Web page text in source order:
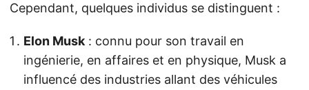
Cependant, quelques individus se distinguent :
Elon Musk : connu pour son travail en
ingénierie, en affaires et en physique, Musk a
influencé des industries allant des véhicules